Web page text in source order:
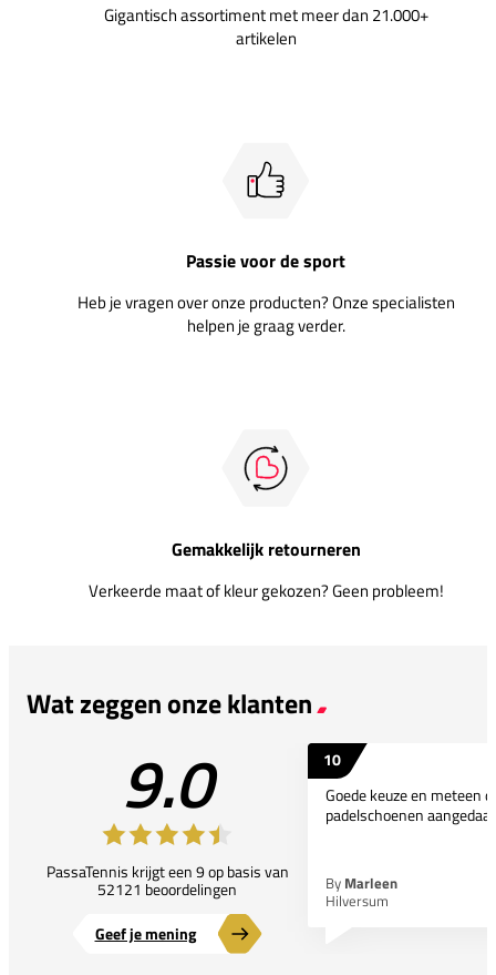
Gigantisch assortiment met meer dan 21.000+
artikelen
Passie voor de sport
Heb je vragen over onze producten? Onze specialisten
helpen je graag verder.
Gemakkelijk retourneren
Verkeerde maat of kleur gekozen? Geen probleem!
Wat zeggen onze klanten
9.0
PassaTennis krijgt een 9 op basis van
52121 beoordelingen
Geef je mening
10
Goede keuze en meteen
padelschoenen
By Marleen
Hilversum